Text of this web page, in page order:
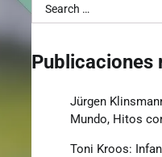
Search
for:
Publicaciones
Jürgen
Mundo, Hitos
Toni Kroos: